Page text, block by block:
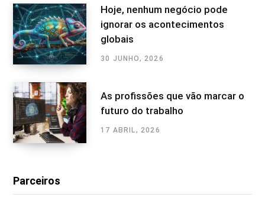
Hoje, nenhum negócio pode
ignorar os acontecimentos
globais
30 JUNHO, 2026
As profissões que vão marcar o
futuro do trabalho
17 ABRIL, 2026
Parceiros